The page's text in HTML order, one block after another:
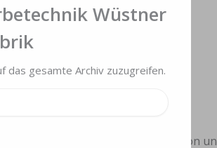
des LCV Longuich-Kirsch von
Wüstner
das gesamte Archiv zuzugreifen.